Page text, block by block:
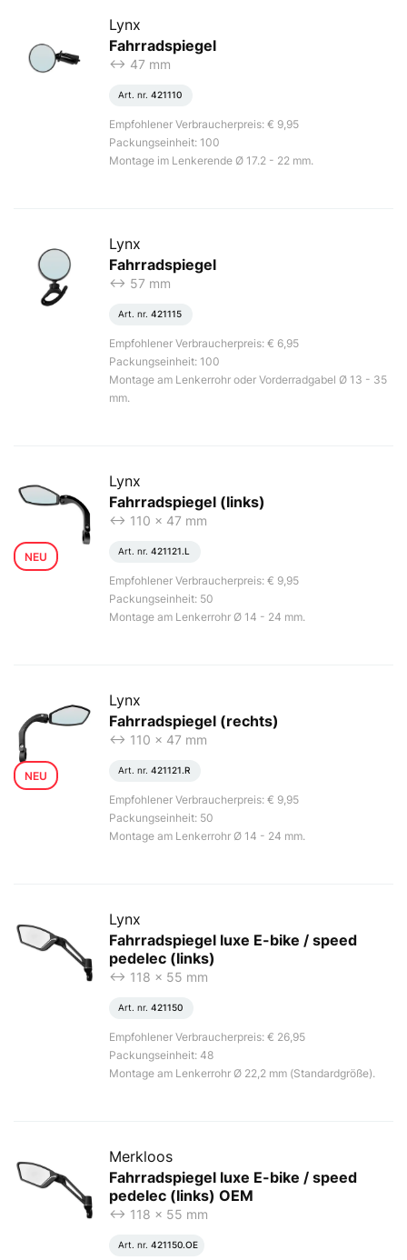
Lynx
Fahrradspiegel
<-> 47 mm
Art. nr. 421110
Empfohlener Verbraucherpreis: € 9,95
Packungseinheit: 100
Montage im Lenkerende Ø 17.2 - 22 mm.
Lynx
Fahrradspiegel
<-> 57 mm
Art. nr. 421115
Empfohlener Verbraucherpreis: € 6,95
Packungseinheit: 100
Montage am Lenkerrohr oder Vorderradgabel Ø 13 - 35
mm.
NEU
Lynx
Fahrradspiegel (links)
<-> 110 x 47 mm
Art. nr. 421121.L
Empfohlener Verbraucherpreis: € 9,95
Packungseinheit: 50
Montage am Lenkerrohr Ø 14 - 24 mm.
NEU
Lynx
Fahrradspiegel (rechts)
<-> 110 x 47 mm
Art. nr. 421121.R
Empfohlener Verbraucherpreis: € 9,95
Packungseinheit: 50
Montage am Lenkerrohr Ø 14 - 24 mm.
Lynx
Fahrradspiegel luxe E-bike / speed
pedelec (links)
<-> 118 x 55 mm
Art. nr. 421150
Empfohlener Verbraucherpreis: € 26,95
Packungseinheit: 48
Montage am Lenkerrohr Ø 22,2 mm (Standardgröße).
Merkloos
Fahrradspiegel luxe E-bike / speed
pedelec (links) OEM
<-> 118 x 55 mm
Art. nr. 421150.OE